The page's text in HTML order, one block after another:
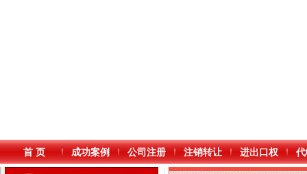
首 页 成功案例 公司注册 注销转让 进出口权